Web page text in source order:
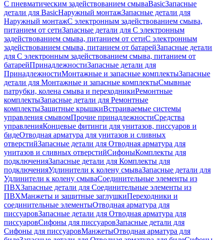
С пневматическим задействованием смываBasicЗапасные
детали для BasicНаружный монтажЗапасные детали для
Наружный монтажС электронным задействованием смыва,
питанием от сетиЗапасные детали для С электронным
задействованием смыва, питанием от сетиС электронным
задействованием смыва, питанием от батарейЗапасные детали
для С электронным задействованием смыва, питанием от
батарейПринадлежностиЗапасные детали для
ПринадлежностиМонтажные и запасные комплектыЗапасные
детали для Монтажные и запасные комплектыСмывные
патрубки, колена смыва и переходникиРемонтные
комплектыЗапасные детали для Ремонтные
комплектыЗащитные крышкиВстраиваемые системы
управления смывомПрочие принадлежностиСредства
управленияКонцевые фитинги для унитазов, писсуаров и
бидеОтводная арматура для унитазов и сливных
отверстийЗапасные детали для Отводная арматура для
унитазов и сливных отверстийСифоныКомплекты для
подключенияЗапасные детали для Комплекты для
подключенияУдлинители к колену смываЗапасные детали для
Удлинители к колену смываСоединительные элементы из
ПВХЗапасные детали для Соединительные элементы из
ПВХМанжеты и защитные заглушкиПереходники и
соединительные элементыОтводная арматура для
писсуаровЗапасные детали для Отводная арматура для
писсуаровCифоны для писсуаровЗапасные детали для
Cифоны для писсуаровМанжетыОтводная арматура для